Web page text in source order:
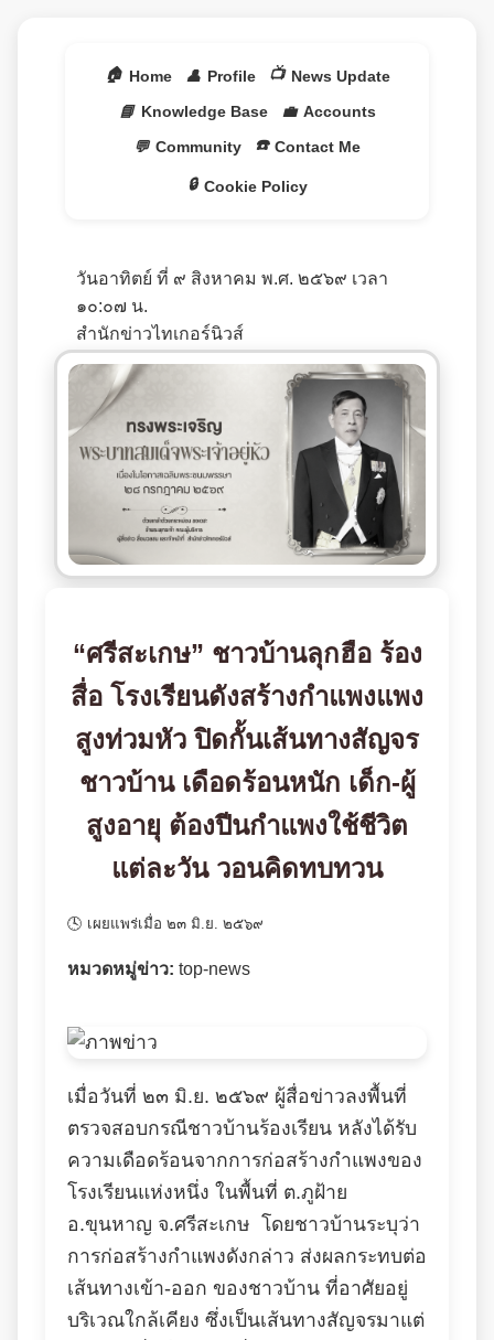
🏠 Home 👤 Profile 📺 News Update
📘 Knowledge Base 💼 Accounts
💬 Community ☎️ Contact Me
🔒 Cookie Policy
วันอาทิตย์ ที่ ๙ สิงหาคม พ.ศ. ๒๕๖๙ เวลา
๑๐:๐๗ น.
สำนักข่าวไทเกอร์นิวส์
“ศรีสะเกษ” ชาวบ้านลุกฮือ ร้อง
สื่อ โรงเรียนดังสร้างกำแพงแพง
สูงท่วมหัว ปิดกั้นเส้นทางสัญจร
ชาวบ้าน เดือดร้อนหนัก เด็ก-ผู้
สูงอายุ ต้องปีนกำแพงใช้ชีวิต
แต่ละวัน วอนคิดทบทวน
🕓 เผยแพร่เมื่อ ๒๓ มิ.ย. ๒๕๖๙
หมวดหมู่ข่าว: top-news
เมื่อวันที่ ๒๓ มิ.ย. ๒๕๖๙ ผู้สื่อข่าวลงพื้นที่
ตรวจสอบกรณีชาวบ้านร้องเรียน หลังได้รับ
ความเดือดร้อนจากการก่อสร้างกำแพงของ
โรงเรียนแห่งหนึ่ง ในพื้นที่ ต.ภูฝ้าย
อ.ขุนหาญ จ.ศรีสะเกษ โดยชาวบ้านระบุว่า
การก่อสร้างกำแพงดังกล่าว ส่งผลกระทบต่อ
เส้นทางเข้า-ออก ของชาวบ้าน ที่อาศัยอยู่
บริเวณใกล้เคียง ซึ่งเป็นเส้นทางสัญจรมาแต่